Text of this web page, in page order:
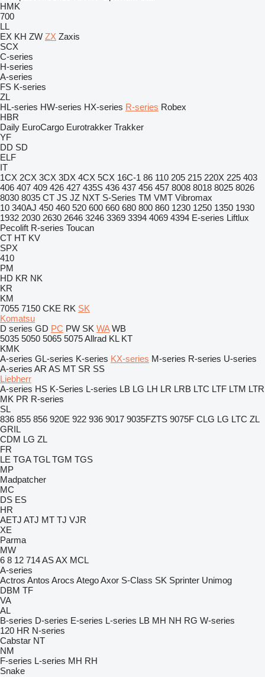
HMK
700
LL
EX KH ZW ZX Zaxis
SCX
C-series
H-series
A-series
FS K-series
ZL
HL-series HW-series HX-series R-series Robex
HBR
Daily EuroCargo Eurotrakker Trakker
YF
DD SD
ELF
IT
1CX 2CX 3CX 3DX 4CX 5CX 16C-1 86 110 205 215 220X 225 403
406 407 409 426 427 435S 436 437 456 457 8008 8018 8025 8026
8030 8035 CT JS JZ NXT S-Series TM VMT Vibromax
10 340AJ 450 460 520 600 660 680 800 860 1230 1250 1350 1930
1932 2030 2630 2646 3246 3369 3394 4069 4394 E-series Liftlux
Pecolift R-series Toucan
CT HT KV
SPX
410
PM
HD KR NK
KR
KM
7055 7150 CKE RK SK
Komatsu
D series GD PC PW SK WA WB
5035 5050 5065 5075Allrad KL KT
KMK
A-series GL-series K-series KX-series M-series R-series U-series
A-series AR AS MT SR SS
Liebherr
A-series HS K-Series L-series LB LG LH LR LRB LTC LTF LTM LTR
MK PR R-series
SL
836 855 856 920E 922 936 9017 9035FZTS 9075F CLG LG LTC ZL
GRIL
CDM LG ZL
FR
LE TGA TGL TGM TGS
MP
Madpatcher
MC
DS ES
HR
AETJ ATJ MT TJ VJR
XE
Parma
MW
6 8 12 714ASAX MCL
A-series
Actros Antos Arocs AtegoAxor S-Class SK Sprinter Unimog
DBM TF
VA
AL
B-series D-series E-series L-series LB MH NH RG W-series
120 HR N-series
Cabstar NT
NM
F-series L-series MH RH
Snake